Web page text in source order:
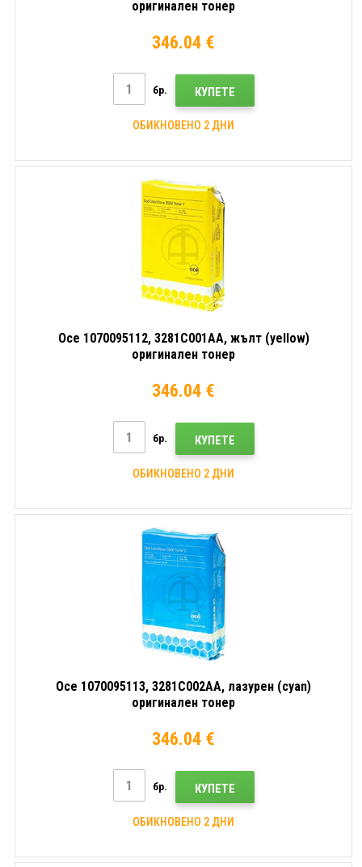
оригинален тонер
346.04 €
бр. КУПЕТЕ
ОБИКНОВЕНО 2 ДНИ
Oce 1070095112, 3281C001AA, жълт (yellow)
оригинален тонер
346.04 €
бр. КУПЕТЕ
ОБИКНОВЕНО 2 ДНИ
Oce 1070095113, 3281C002AA, лазурен (cyan)
оригинален тонер
346.04 €
бр. КУПЕТЕ
ОБИКНОВЕНО 2 ДНИ